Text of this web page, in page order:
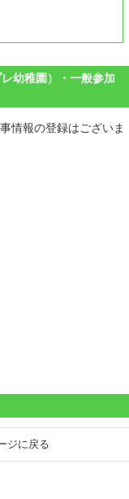
幼稚園）・一般参加
情報の登録はございま
ジに戻る